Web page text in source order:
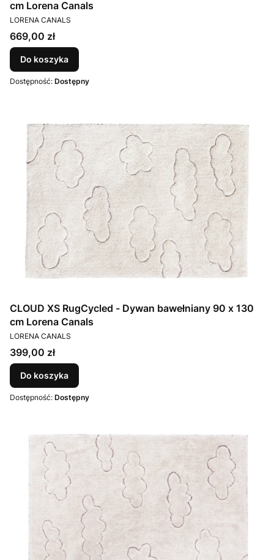
cm Lorena Canals
PRODUCENT
LORENA CANALS
Cena
669,00 zł
Do koszyka
Dostępność: Dostępny
CLOUD XS RugCycled - Dywan bawełniany 90 x 130
cm Lorena Canals
PRODUCENT
LORENA CANALS
Cena
399,00 zł
Do koszyka
Dostępność: Dostępny